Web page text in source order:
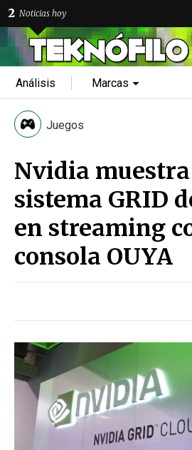
2 Noticias hoy
Análisis Marcas
Juegos
Nvidia
sistema GRID
en streaming
consola OUYA